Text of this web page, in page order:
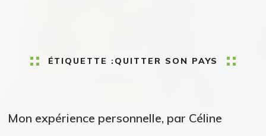
ÉTIQUETTE : QUITTER SON PAYS
Mon expérience personnelle, par Céline